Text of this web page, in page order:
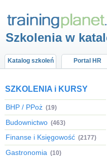
Szkolenia w
Katalog szkoleń Portal HR
SZKOLENIA i KURSY
BHP / PPoż (19)
Budownictwo (463)
Finanse i Księgowość (2177)
Gastronomia (10)